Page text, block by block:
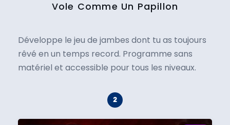
Vole Comme Un Papillon
Développe le jeu de jambes dont tu as toujours
rêvé en un temps record. Programme sans
matériel et accessible pour tous les niveaux.